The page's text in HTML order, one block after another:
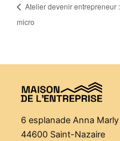
Atelier devenir entrepreneur
micro
6 esplanade Anna Marly
44600 Saint-Nazaire